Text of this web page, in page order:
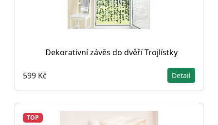
Dekorativní závěs do dvěří Trojlístky
599 Kč Detail
TOP